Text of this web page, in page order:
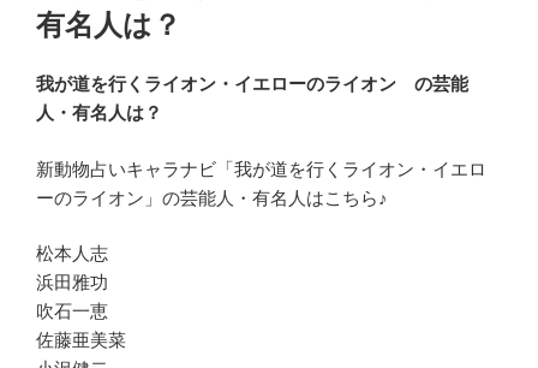
有名人は？
我が道を行くライオン・イエローのライオン の芸能
人・有名人は？
新動物占いキャラナビ「我が道を行くライオン・イエロ
ーのライオン」の芸能人・有名人はこちら♪
松本人志
浜田雅功
吹石一恵
佐藤亜美菜